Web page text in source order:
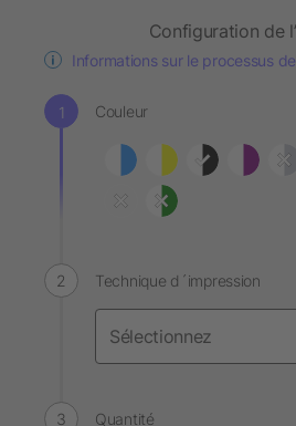
Configuration de
Informations sur le processus
Couleur
Technique d´impression
Quantité